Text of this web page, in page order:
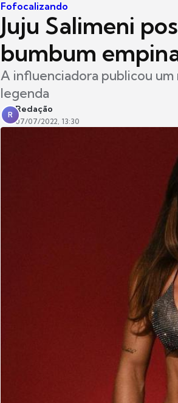
Fofocalizando
Juju Salimeni
bumbum
A influenciadora publicou
legenda
R
Redação
07/07/2022, 13:30